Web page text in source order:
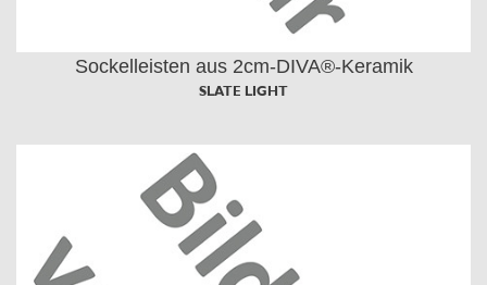
Sockelleisten aus 2cm-DIVA®-Keramik
SLATE LIGHT